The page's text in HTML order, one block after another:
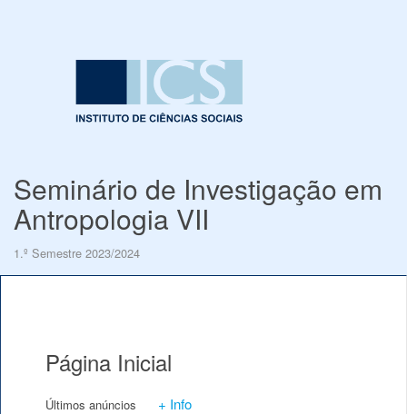
Seminário de Investigação em
Antropologia VII
1.º Semestre 2023/2024
Página Inicial
Últimos anúncios + Info